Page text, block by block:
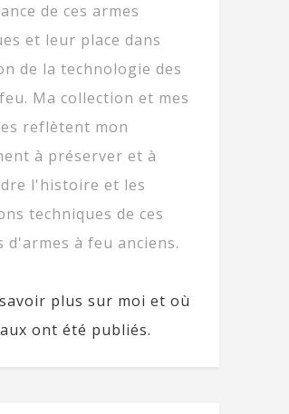
de ces armes
et leur place dans
de la technologie des
Ma collection et mes
reflètent mon
à préserver et à
l'histoire et les
techniques de ces
d'armes à feu anciens.
plus sur moi et où
ont été publiés.